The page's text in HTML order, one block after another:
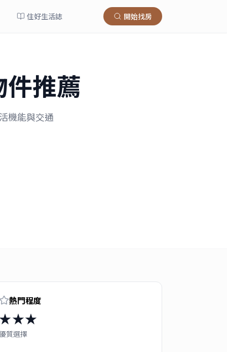
住好生活誌 開始找房
推薦
機能與交通
熱門程度
質選擇